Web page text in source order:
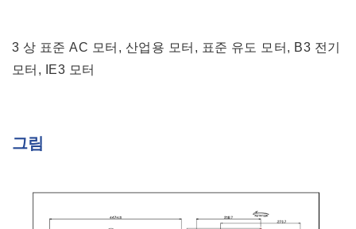
3 상 표준 AC 모터, 산업용 모터, 표준 유도 모터, B3 전기
모터, IE3 모터
그림